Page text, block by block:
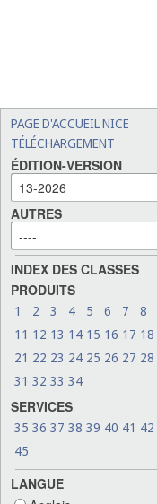
PAGE D'ACCUEIL NICE
TÉLÉCHARGEMENT
ÉDITION-VERSION
AUTRES
INDEX DES CLASSES
PRODUITS
1 2 3 4 5 6 7 8
11 12 13 14 15 16 17 18
21 22 23 24 25 26 27 28
31 32 33 34
SERVICES
35 36 37 38 39 40 41 42
45
LANGUE